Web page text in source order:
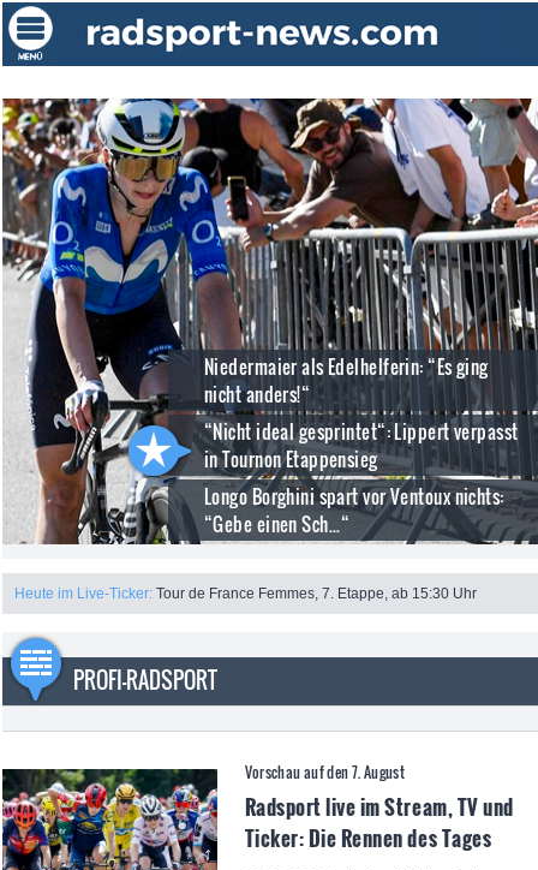
Niedermaier als Edelhelferin: “Es ging
nicht anders!“
“Nicht ideal gesprintet“: Lippert verpasst
in Tournon Etappensieg
Longo Borghini spart vor Ventoux nichts:
“Gebe einen Sch...“
Heute im Live-Ticker: Tour de France Femmes, 7. Etappe, ab 15:30 Uhr
PROFI-RADSPORT
Vorschau auf den 7. August
Radsport live im Stream, TV und
Ticker: Die Rennen des Tages